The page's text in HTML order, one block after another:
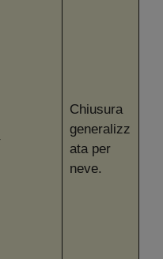
Chiusura
generalizz
ata per
neve.